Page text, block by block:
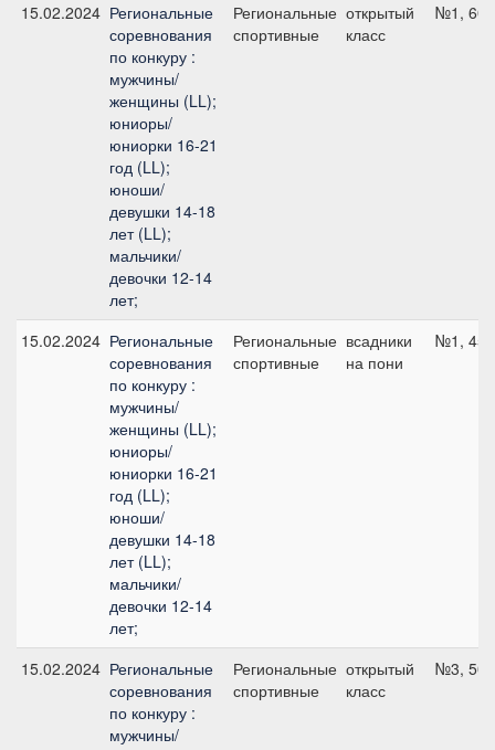
15.02.2024 Региональные
соревнования
по конкуру :
мужчины/
женщины (LL);
юниоры/
юниорки 16-21
год (LL);
юноши/
девушки 14-18
лет (LL);
мальчики/
девочки 12-14
лет;
Региональные
спортивные
открытый
класс
№1, 60
15.02.2024 Региональные
соревнования
по конкуру :
мужчины/
женщины (LL);
юниоры/
юниорки 16-21
год (LL);
юноши/
девушки 14-18
лет (LL);
мальчики/
девочки 12-14
лет;
Региональные
спортивные
всадники
на пони
№1, 45
15.02.2024 Региональные
соревнования
по конкуру :
мужчины/
Региональные
спортивные
открытый
класс
№3, 50